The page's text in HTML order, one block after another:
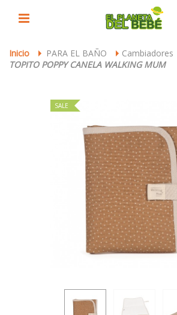
Inicio > PARA EL BAÑO > Cambiadores
TOPITO POPPY CANELA WALKING MUM
SALE